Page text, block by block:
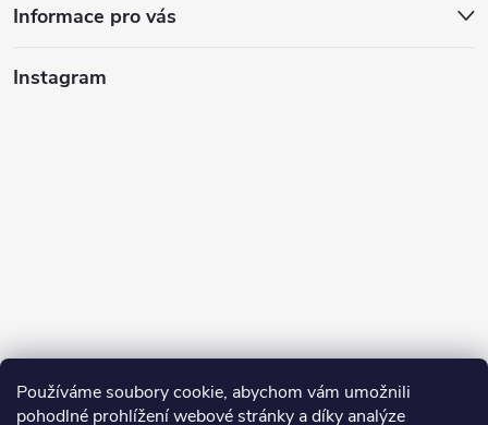
Používáme soubory cookie, abychom vám umožnili
pohodlné prohlížení webové stránky a díky analýze
Informace pro vás
Instagram